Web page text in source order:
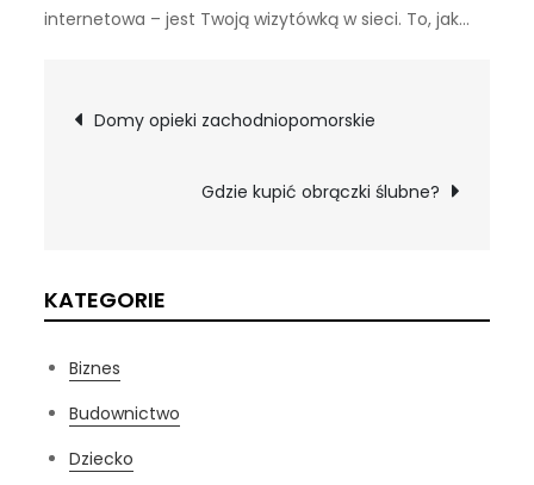
internetowa – jest Twoją wizytówką w sieci. To, jak…
Nawigacja
wpisu
Domy opieki zachodniopomorskie
Gdzie kupić obrączki ślubne?
KATEGORIE
Biznes
Budownictwo
Dziecko